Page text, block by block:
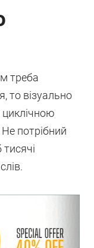
треба
то візуально
циклічною
потрібний